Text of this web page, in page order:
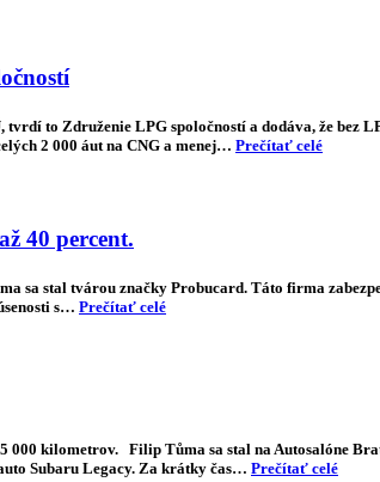
to Združenie LPG spoločností a dodáva, že bez
2 000 áut na CNG a menej… Prečítať celé
40 percent.
sa stal tvárou značky Probucard. Táto firma
s… Prečítať celé
kilometrov. Filip Tůma sa stal na Autosalóne
Subaru Legacy. Za krátky čas… Prečítať celé